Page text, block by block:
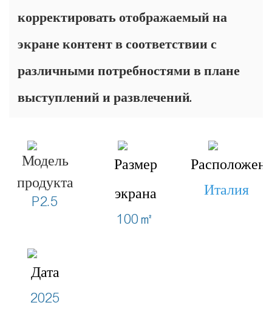
корректировать отображаемый на
экране контент в соответствии с
различными потребностями в плане
выступлений и развлечений.
Модель
продукта
P2.5
Размер
экрана
100㎡
Италия
Дата
2025